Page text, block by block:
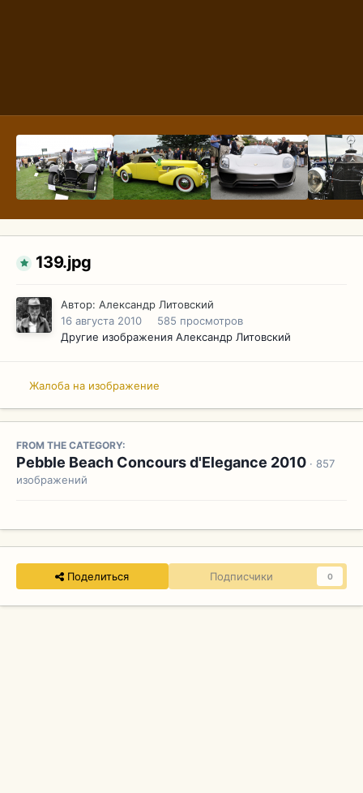
139.jpg
Автор: Александр Литовский
16 августа 2010
585 просмотров
Другие изображения Александр Литовский
Жалоба на изображение
FROM THE CATEGORY:
Pebble Beach Concours d'Elegance 2010 · 857
изображений
Поделиться Подписчики 0